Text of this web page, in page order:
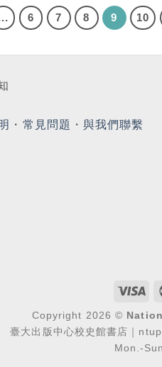
6 7 8 9 10
・ 常見問題 ・與我們聯繫
Copyright 2026 ©
臺大出版中心校史館書店｜
Mon.-